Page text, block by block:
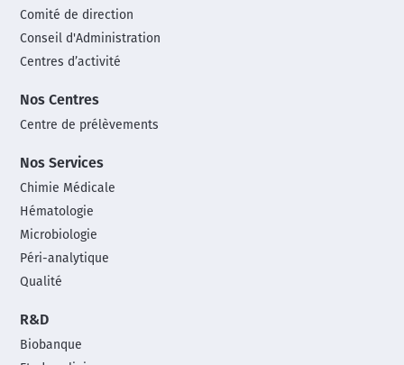
Comité de direction
Conseil d'Administration
Centres d’activité
Nos Centres
Centre de prélèvements
Nos Services
Chimie Médicale
Hématologie
Microbiologie
Péri-analytique
Qualité
R&D
Biobanque